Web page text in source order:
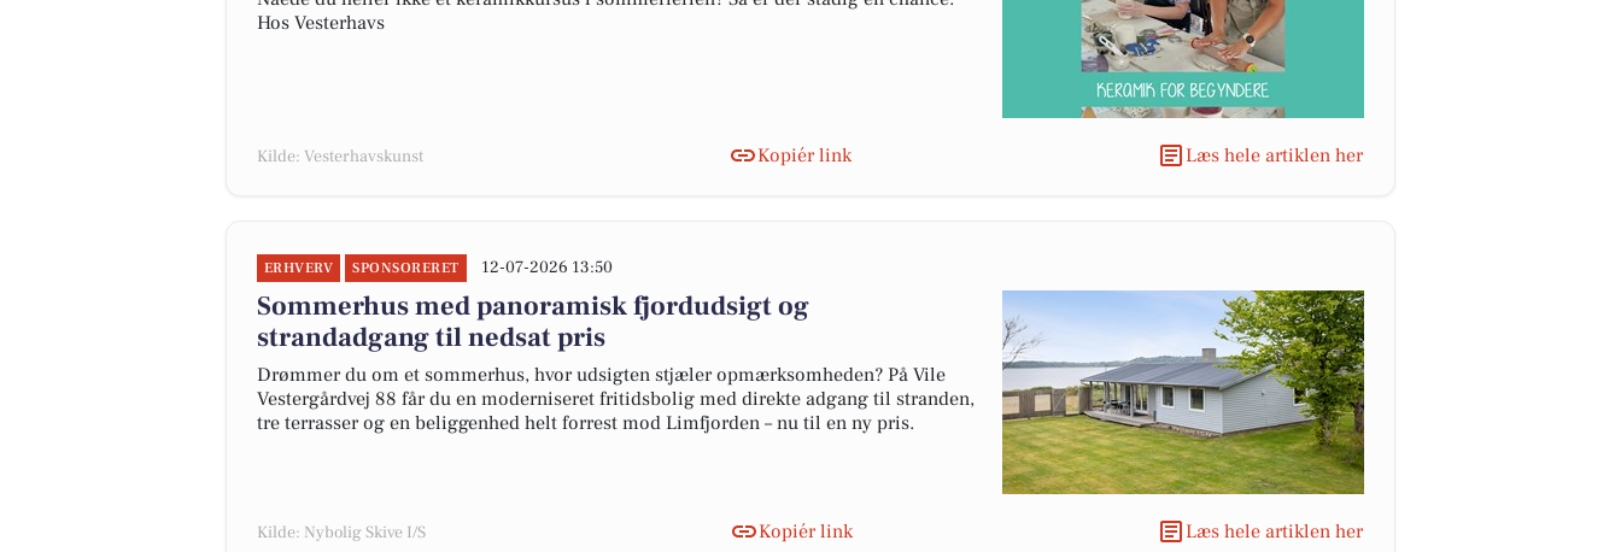
Hos Vesterhavs
Kilde: Vesterhavskunst Kopiér link Læs hele artiklen her
ERHVERV SPONSORERET 12-07-2026 13:50
Sommerhus med panoramisk fjordudsigt og
strandadgang til nedsat pris
Drømmer du om et sommerhus, hvor udsigten stjæler opmærksomheden? På Vile
Vestergårdvej 88 får du en moderniseret fritidsbolig med direkte adgang til stranden,
tre terrasser og en beliggenhed helt forrest mod Limfjorden – nu til en ny pris.
Kilde: Nybolig Skive I/S Kopiér link Læs hele artiklen her